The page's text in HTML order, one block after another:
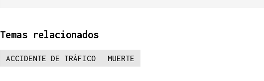
Temas relacionados
ACCIDENTE DE TRÁFICO MUERTE